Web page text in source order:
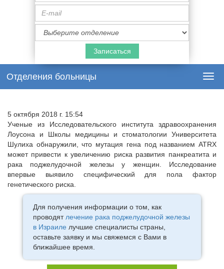
Специализация
Отделения больницы
5 октября 2018 г. 15:54
Ученые из Исследовательского института здравоохранения
Лоусона и Школы медицины и стоматологии Университета
Шулиха обнаружили, что мутация гена под названием ATRX
может привести к увеличению риска развития панкреатита и
рака поджелудочной железы у женщин. Исследование
впервые выявило специфический для пола фактор
генетического риска.
Для получения информации о том, как
проводят лечение рака поджелудочной железы
в Израиле лучшие специалисты страны,
оставьте заявку и мы свяжемся с Вами в
ближайшее время.